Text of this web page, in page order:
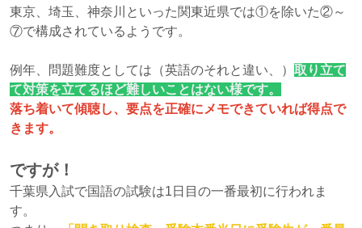
東京、埼玉、神奈川といった関東近県では①を除いた②～
⑦で構成されているようです。
例年、問題難度としては（英語のそれと違い、） 取り立て
て対策を立てるほど難しいことはない様です。
落ち着いて傾聴し、要点を正確にメモできていれば得点で
きます。
ですが！
千葉県入試で国語の試験は1日目の一番最初に行われま
す。